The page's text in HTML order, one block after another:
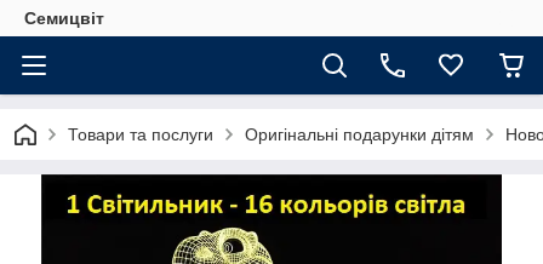
Семицвіт
Товари та послуги Оригінальні подарунки дітям